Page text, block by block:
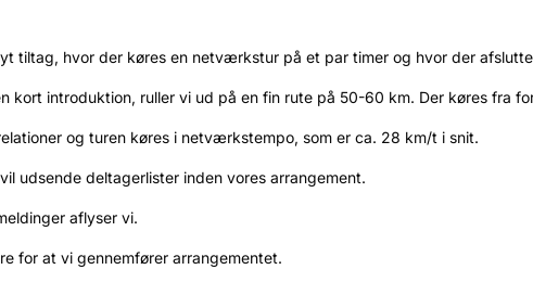
tiltag, hvor der køres en netværkstur på et par timer og hvor der
kort introduktion, ruller vi ud på en fin rute på 50-60 km. Der køres fra
og turen køres i netværkstempo, som er ca. 28 km/t i snit.
udsende deltagerlister inden vores arrangement.
aflyser vi.
for at vi gennemfører arrangementet.